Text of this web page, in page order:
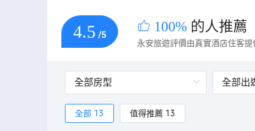
4.5 /5
100% 的人推薦
永安旅遊評價由真實酒店住客提
全部 13 值得推薦 13